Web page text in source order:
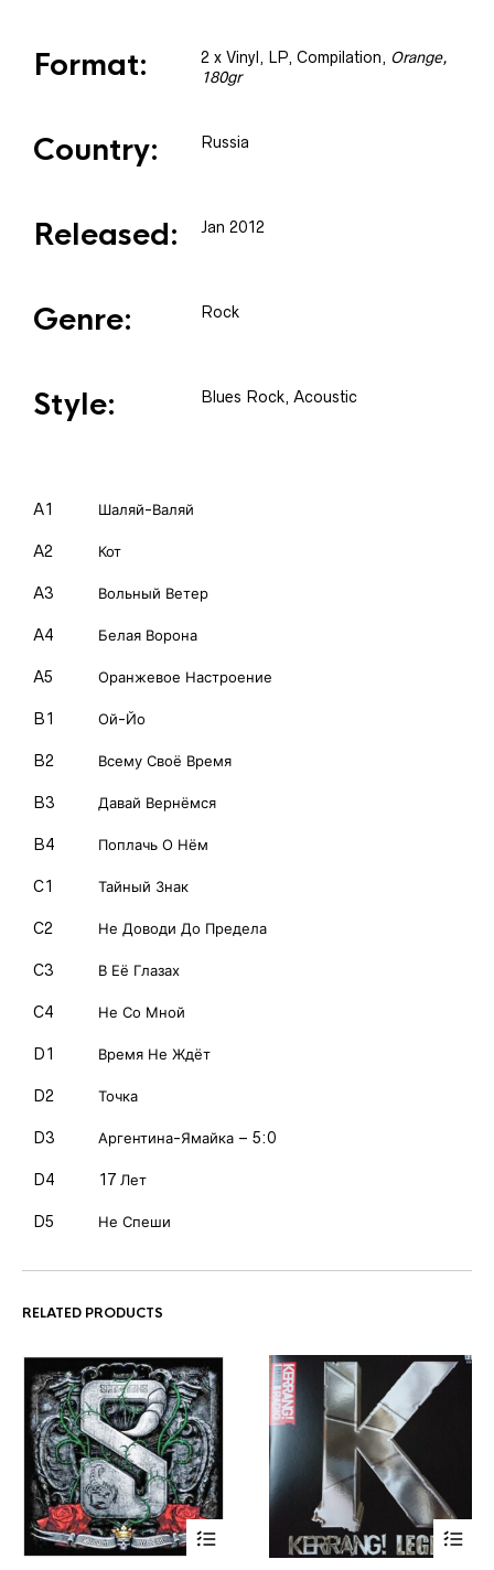
Format: 2 x Vinyl , LP, Compilation, Orange,
180gr
Country: Russia
Released: Jan 2012
Genre: Rock
Style: Blues Rock, Acoustic
A1 Шаляй-Валяй
A2 Кот
A3 Вольный Ветер
A4 Белая Ворона
A5 Оранжевое Настроение
B1 Ой-Йо
B2 Всему Своё Время
B3 Давай Вернёмся
B4 Поплачь О Нём
C1 Тайный Знак
C2 Не Доводи До Предела
C3 В Её Глазах
C4 Не Со Мной
D1 Время Не Ждёт
D2 Точка
D3 Аргентина-Ямайка – 5:0
D4 17 Лет
D5 Не Спеши
RELATED PRODUCTS